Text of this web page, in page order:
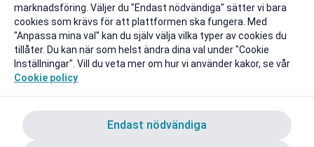
marknadsföring. Väljer du "Endast nödvändiga" sätter vi bara
cookies som krävs för att plattformen ska fungera. Med
"Anpassa mina val" kan du själv välja vilka typer av cookies du
tillåter. Du kan när som helst ändra dina val under "Cookie
Inställningar". Vill du veta mer om hur vi använder kakor, se vår
Cookie policy
Endast nödvändiga